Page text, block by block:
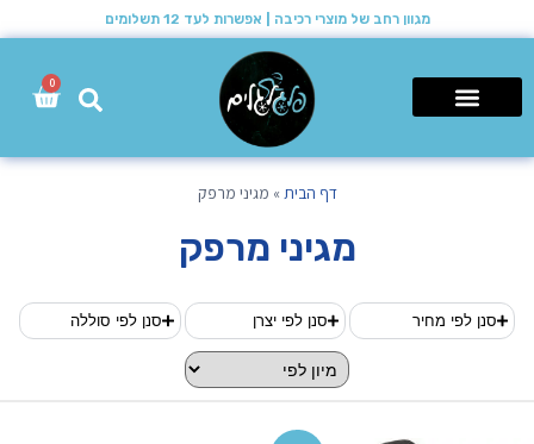
מגוון רחב של מוצרי רכיבה | אפשרות לעד 12 תשלומים
0
דף הבית » מגיני מרפק
מגיני מרפק
סנן לפי מחיר סנן לפי יצרן סנן לפי סוללה